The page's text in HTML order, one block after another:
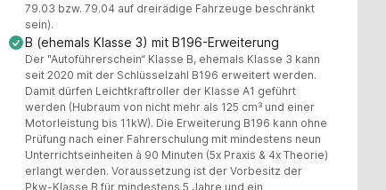
79.03 bzw. 79.04 auf dreirädige Fahrzeuge beschränkt
sein).
B (ehemals Klasse 3) mit B196-Erweiterung
Der "Autoführerschein“ Klasse B, ehemals Klasse 3 kann
seit 2020 mit der Schlüsselzahl B196 erweitert werden.
Damit dürfen Leichtkraftroller der Klasse A1 geführt
werden (Hubraum von nicht mehr als 125 cm³ und einer
Motorleistung bis 11kW). Die Erweiterung B196 kann ohne
Prüfung nach einer Fahrerschulung mit mindestens neun
Unterrichtseinheiten à 90 Minuten (5x Praxis & 4x Theorie)
erlangt werden. Voraussetzung ist der Vorbesitz der
Pkw-Klasse B für mindestens 5 Jahre und ein